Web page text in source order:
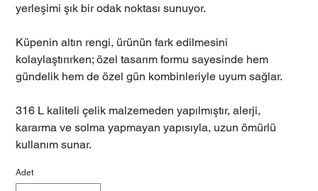
yerleşimi şık bir odak noktası sunuyor.
Küpenin altın rengi, ürünün fark edilmesini
kolaylaştırırken; özel tasarım formu sayesinde hem
gündelik hem de özel gün kombinleriyle uyum sağlar.
316 L kaliteli çelik malzemeden yapılmıştır, alerji,
kararma ve solma yapmayan yapısıyla, uzun ömürlü
kullanım sunar.
Adet